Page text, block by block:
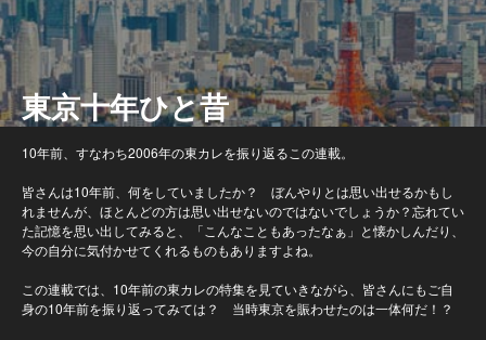
東京十年ひと昔
10年前、すなわち2006年の東カレを振り返るこの連載。
皆さんは10年前、何をしていましたか？ ぼんやりとは思い出せるかもし
れませんが、ほとんどの方は思い出せないのではないでしょうか？忘れてい
た記憶を思い出してみると、「こんなこともあったなぁ」と懐かしんだり、
今の自分に気付かせてくれるものもありますよね。
この連載では、10年前の東カレの特集を見ていきながら、皆さんにもご自
身の10年前を振り返ってみては？ 当時東京を賑わせたのは一体何だ！？